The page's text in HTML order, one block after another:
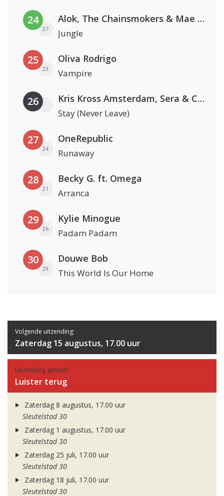
24
27
Alok, The Chainsmokers & Mae Stephens
Jungle
25
23
Oliva Rodrigo
Vampire
26 Kris Kross Amsterdam, Sera & Conor Maynard
Stay (Never Leave)
27
24
OneRepublic
Runaway
28
21
Becky G. ft. Omega
Arranca
29
26
Kylie Minogue
Padam Padam
30
29
Douwe Bob
This World Is Our Home
Volgende uitzending:
Zaterdag 15 augustus, 17.00 uur
Uitzending gemist?
Luister terug
Zaterdag 8 augustus, 17.00 uur
Sleutelstad 30
Zaterdag 1 augustus, 17.00 uur
Sleutelstad 30
Zaterdag 25 juli, 17.00 uur
Sleutelstad 30
Zaterdag 18 juli, 17.00 uur
Sleutelstad 30